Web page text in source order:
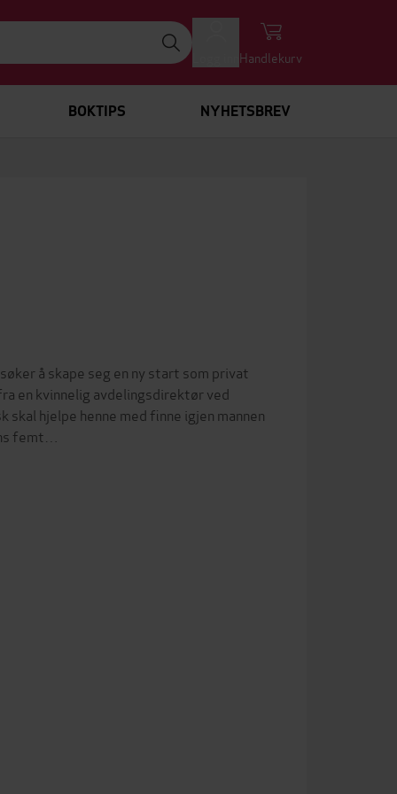
Handlekurv
BOKTIPS NYHETSBREV
å skape seg en ny start som privat
en kvinnelig avdelingsdirektør ved
hjelpe henne med finne igjen mannen
femt…